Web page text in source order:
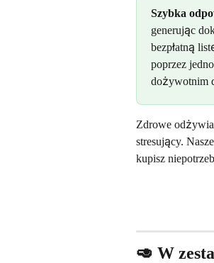
Szybka
generując
bezpłatną
poprzez
dożywotnim
Zdrowe
stresujący.
kupisz
🥑 W